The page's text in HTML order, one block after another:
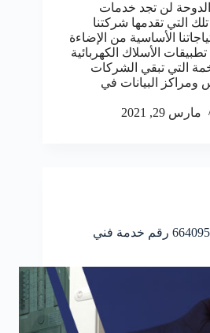
لن تجد خدمات
التي تقدمها شركتنا
الأساسية من الإضاءة
الأسلاك الكهربائية
التي تبقي الشركات
البيانات في
مارس 29, 2021
معلم كهربائي السرة 66409555 رقم خدمة فني